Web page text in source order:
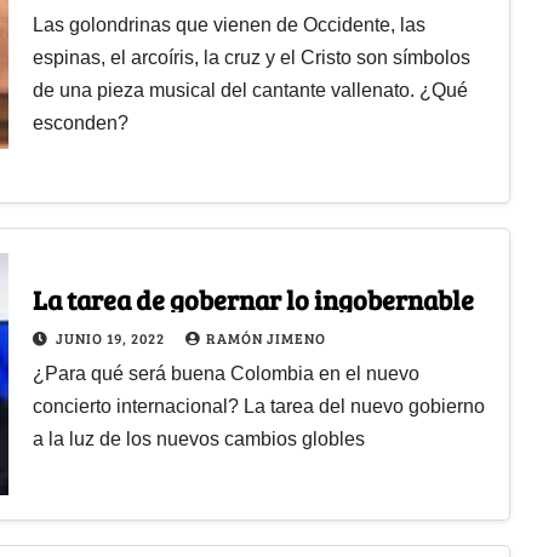
Las golondrinas que vienen de Occidente, las
espinas, el arcoíris, la cruz y el Cristo son símbolos
de una pieza musical del cantante vallenato. ¿Qué
esconden?
La tarea de gobernar lo ingobernable
JUNIO 19, 2022 RAMÓN JIMENO
¿Para qué será buena Colombia en el nuevo
concierto internacional? La tarea del nuevo gobierno
a la luz de los nuevos cambios globles